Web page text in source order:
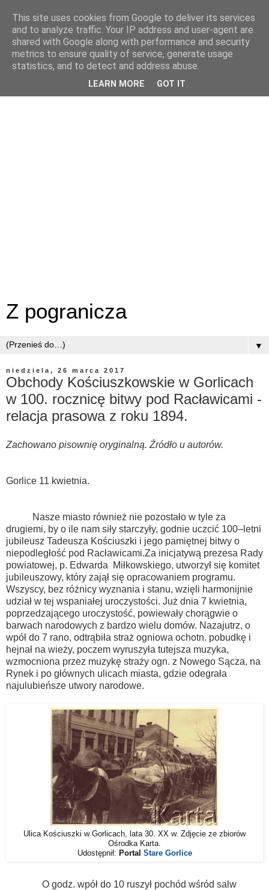
Z pogranicza
▼
niedziela, 26 marca 2017
Obchody Kościuszkowskie w Gorlicach
w 100. rocznicę bitwy pod Racławicami -
relacja prasowa z roku 1894.
Zachowano pisownię oryginalną. Źródło u autorów.
Gorlice 11 kwietnia.
Nasze miasto również nie pozostało w tyle za
drugiemi, by o ile nam siły starczyły, godnie uczcić 100–letni
jubileusz Tadeusza Kościuszki i jego pamiętnej bitwy o
niepodległość pod Racławicami.Za inicjatywą prezesa Rady
powiatowej, p. Edwarda Miłkowskiego, utworzył się komitet
jubileuszowy, który zajął się opracowaniem programu.
Wszyscy, bez różnicy wyznania i stanu, wzięli harmonijnie
udział w tej wspaniałej uroczystości. Już dnia 7 kwietnia,
poprzedzającego uroczystość, powiewały chorągwie o
barwach narodowych z bardzo wielu domów. Nazajutrz, o
wpół do 7 rano, odtrąbiła straż ogniowa ochotn. pobudkę i
hejnał na wieży, poczem wyruszyła tutejsza muzyka,
wzmocniona przez muzykę straży ogn. z Nowego Sącza, na
Rynek i po głównych ulicach miasta, gdzie odegrała
najulubieńsze utwory narodowe.
Ulica Kościuszki w Gorlicach, lata 30. XX w. Zdjęcie ze zbiorów
Ośrodka Karta.
Udostępnił: Portal Stare Gorlice
O godz. wpół do 10 ruszył pochód wśród salw
This site uses cookies from Google to deliver its services
and to analyze traffic. Your IP address and user-agent are
shared with Google along with performance and security
metrics to ensure quality of service, generate usage
statistics, and to detect and address abuse.
LEARN MORE GOT IT